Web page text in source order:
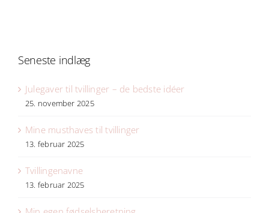
Seneste indlæg
Julegaver til tvillinger – de bedste idéer
25. november 2025
Mine musthaves til tvillinger
13. februar 2025
Tvillingenavne
13. februar 2025